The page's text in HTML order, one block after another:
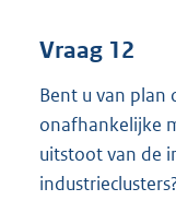
Vraag 12
Bent u van plan
onafhankelijke
uitstoot van de